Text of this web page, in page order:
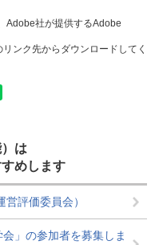
Adobe社が提供するAdobe
ンク先からダウンロードしてく
は
めします
評価委員会）
」の参加者を募集しま